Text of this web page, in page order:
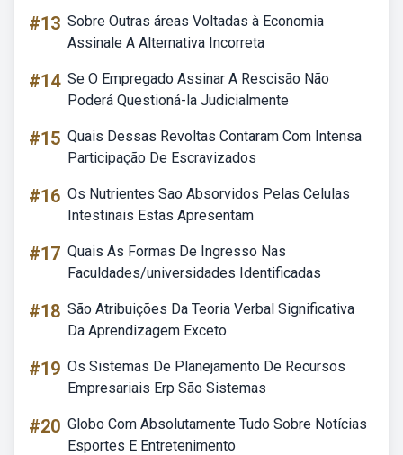
#13 Sobre Outras áreas Voltadas à Economia
Assinale A Alternativa Incorreta
#14 Se O Empregado Assinar A Rescisão Não
Poderá Questioná-la Judicialmente
#15 Quais Dessas Revoltas Contaram Com Intensa
Participação De Escravizados
#16 Os Nutrientes Sao Absorvidos Pelas Celulas
Intestinais Estas Apresentam
#17 Quais As Formas De Ingresso Nas
Faculdades/universidades Identificadas
#18 São Atribuições Da Teoria Verbal Significativa
Da Aprendizagem Exceto
#19 Os Sistemas De Planejamento De Recursos
Empresariais Erp São Sistemas
#20 Globo Com Absolutamente Tudo Sobre Notícias
Esportes E Entretenimento